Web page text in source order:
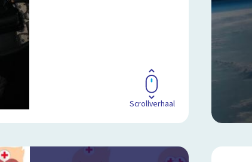
Scrollverhaal